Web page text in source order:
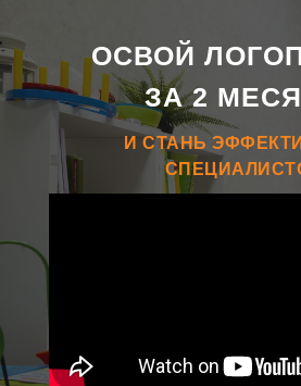
ОСВОЙ
И СТАНЬ
ЗА 2